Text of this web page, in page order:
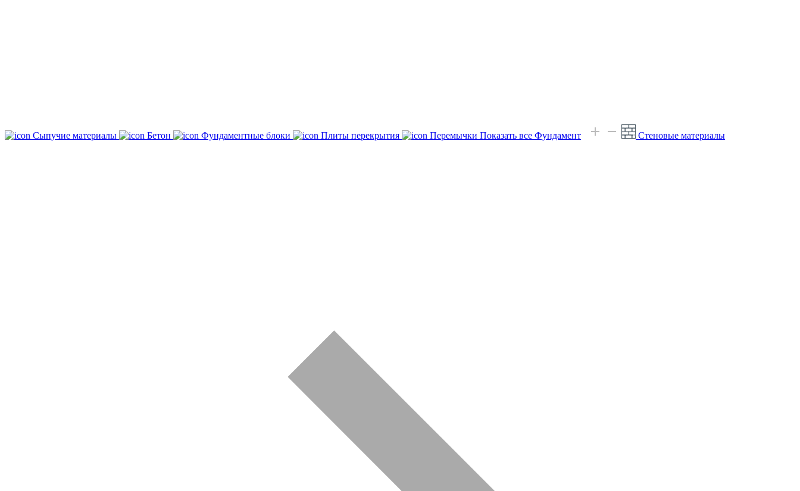
Сыпучие материалы Бетон Фундаментные блоки Плиты перекрытия Перемычки Показать все Фундамент Стеновые материалы